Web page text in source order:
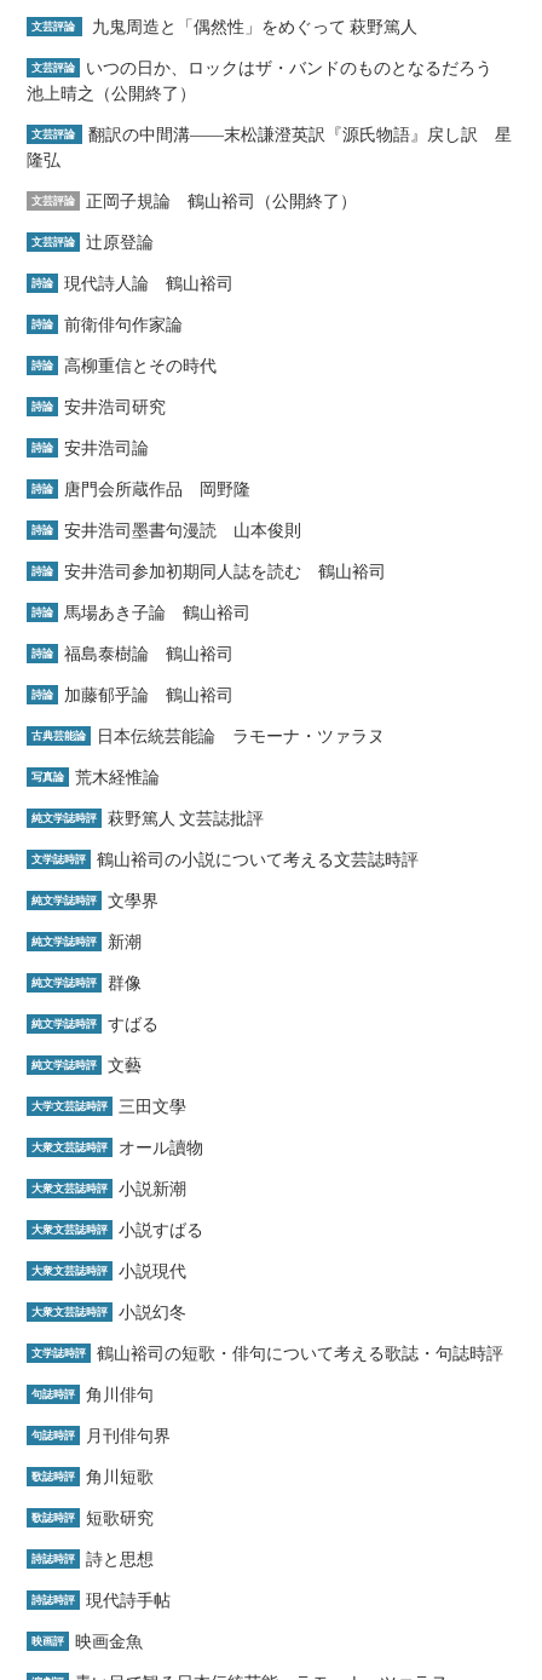
文芸評論 九鬼周造と「偶然性」をめぐって 萩野篤人
文芸評論
いつの日か、ロックはザ・バンドのものとなるだろう
池上晴之（公開終了）
文芸評論
翻訳の中間溝――末松謙澄英訳『源氏物語』戻し訳 星
隆弘
文芸評論 正岡子規論 鶴山裕司（公開終了）
文芸評論 辻原登論
詩論 現代詩人論 鶴山裕司
詩論 前衛俳句作家論
詩論 高柳重信とその時代
詩論 安井浩司研究
詩論 安井浩司論
詩論 唐門会所蔵作品 岡野隆
詩論 安井浩司墨書句漫読 山本俊則
詩論 安井浩司参加初期同人誌を読む 鶴山裕司
詩論 馬場あき子論 鶴山裕司
詩論 福島泰樹論 鶴山裕司
詩論 加藤郁乎論 鶴山裕司
古典芸能論 日本伝統芸能論 ラモーナ・ツァラヌ
写真論 荒木経惟論
純文学誌時評 萩野篤人 文芸誌批評
文学誌時評 鶴山裕司の小説について考える文芸誌時評
純文学誌時評 文學界
純文学誌時評 新潮
純文学誌時評 群像
純文学誌時評 すばる
純文学誌時評 文藝
大学文芸誌時評 三田文學
大衆文芸誌時評 オール讀物
大衆文芸誌時評 小説新潮
大衆文芸誌時評 小説すばる
大衆文芸誌時評 小説現代
大衆文芸誌時評 小説幻冬
文学誌時評 鶴山裕司の短歌・俳句について考える歌誌・句誌時評
句誌時評 角川俳句
句誌時評 月刊俳句界
歌誌時評 角川短歌
歌誌時評 短歌研究
詩誌時評 詩と思想
詩誌時評 現代詩手帖
映画評 映画金魚